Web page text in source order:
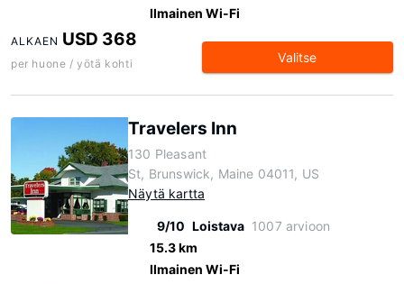
Ilmainen Wi-Fi
ALKAEN USD 368
per huone / yötä kohti Valitse
Travelers Inn
130 Pleasant
St, Brunswick, Maine 04011, US
Näytä kartta
9/10 Loistava 1007 arvioon
15.3 km
Ilmainen Wi-Fi